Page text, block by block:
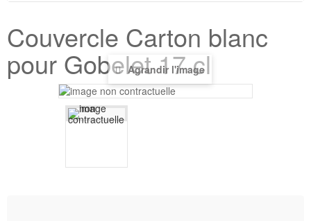
Couvercle Carton blanc
pour Gobelet 17 cl
Agrandir l'image